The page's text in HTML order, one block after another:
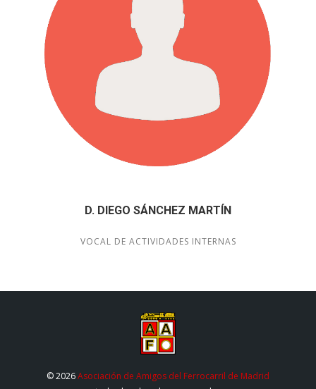
D. DIEGO SÁNCHEZ MARTÍN
VOCAL DE ACTIVIDADES INTERNAS
© 2026Asociación de Amigos del Ferrocarril de Madrid